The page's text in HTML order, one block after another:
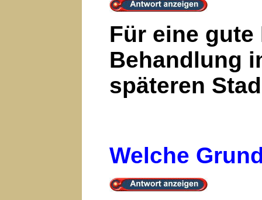
Für eine
Behandlung
späteren
Welche